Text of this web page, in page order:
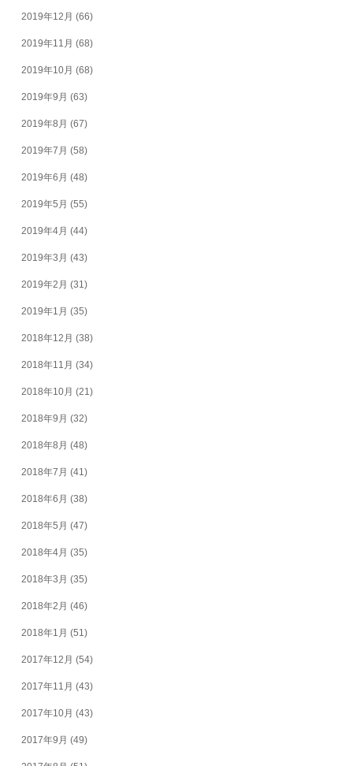
2019年12月 (66)
2019年11月 (68)
2019年10月 (68)
2019年9月 (63)
2019年8月 (67)
2019年7月 (58)
2019年6月 (48)
2019年5月 (55)
2019年4月 (44)
2019年3月 (43)
2019年2月 (31)
2019年1月 (35)
2018年12月 (38)
2018年11月 (34)
2018年10月 (21)
2018年9月 (32)
2018年8月 (48)
2018年7月 (41)
2018年6月 (38)
2018年5月 (47)
2018年4月 (35)
2018年3月 (35)
2018年2月 (46)
2018年1月 (51)
2017年12月 (54)
2017年11月 (43)
2017年10月 (43)
2017年9月 (49)